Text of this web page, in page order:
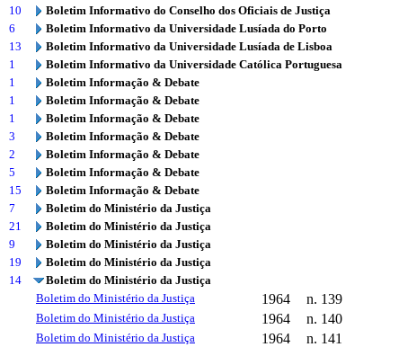
10
Boletim Informativo do Conselho dos Oficiais de Justiça
6
Boletim Informativo da Universidade Lusíada do Porto
13
Boletim Informativo da Universidade Lusíada de Lisboa
1
Boletim Informativo da Universidade Católica Portuguesa
1
Boletim Informação & Debate
1
Boletim Informação & Debate
1
Boletim Informação & Debate
3
Boletim Informação & Debate
2
Boletim Informação & Debate
5
Boletim Informação & Debate
15
Boletim Informação & Debate
7
Boletim do Ministério da Justiça
21
Boletim do Ministério da Justiça
9
Boletim do Ministério da Justiça
19
Boletim do Ministério da Justiça
14
Boletim do Ministério da Justiça
Boletim do Ministério da Justiça
1964 n. 139
Boletim do Ministério da Justiça 1964 n. 140
Boletim do Ministério da Justiça 1964 n. 141